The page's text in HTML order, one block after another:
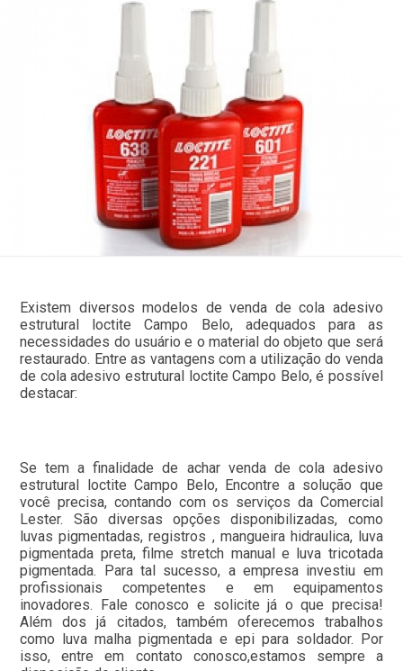
Existem diversos modelos de venda de cola adesivo
estrutural loctite Campo Belo, adequados para as
necessidades do usuário e o material do objeto que será
restaurado. Entre as vantagens com a utilização do venda
de cola adesivo estrutural loctite Campo Belo, é possível
destacar:
Se tem a finalidade de achar venda de cola adesivo
estrutural loctite Campo Belo, Encontre a solução que
você precisa, contando com os serviços da Comercial
Lester. São diversas opções disponibilizadas, como
luvas pigmentadas, registros , mangueira hidraulica, luva
pigmentada preta, filme stretch manual e luva tricotada
pigmentada. Para tal sucesso, a empresa investiu em
profissionais competentes e em equipamentos
inovadores. Fale conosco e solicite já o que precisa!
Além dos já citados, também oferecemos trabalhos
como luva malha pigmentada e epi para soldador. Por
isso, entre em contato conosco,estamos sempre a